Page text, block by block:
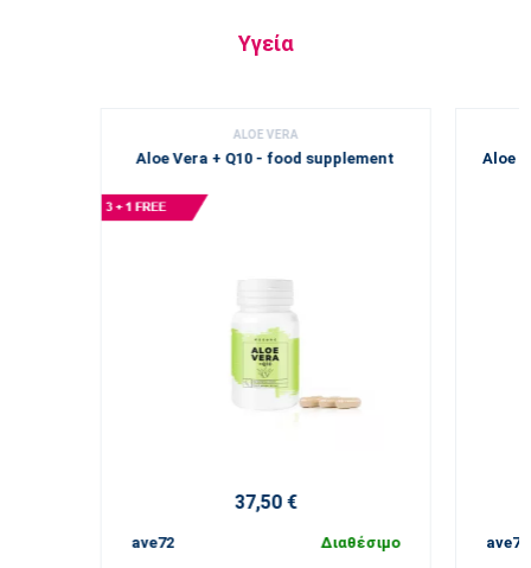
Υγεία
ALOE VERA
Aloe Vera + Q10 - food supplement
37,50 €
ave72 Διαθέσιμο
Aloe
ave71